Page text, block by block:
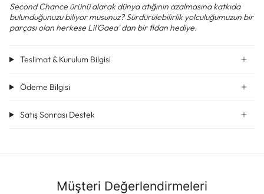
Second Chance ürünü alarak dünya atığının azalmasına katkıda
bulunduğunuzu biliyor musunuz? Sürdürülebilirlik yolculuğumuzun bir
parçası olan herkese Lil'Gaea' dan bir fidan hediye.
Teslimat & Kurulum Bilgisi
Ödeme Bilgisi
Satış Sonrası Destek
Müşteri Değerlendirmeleri